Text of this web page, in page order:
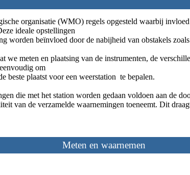
organisatie (WMO) regels opgesteld waarbij
ideale opstellingen
worden beïnvloed door de nabijheid van obstakels
meten en plaatsing van de instrumenten, de
om
beste plaatst voor een weerstation te bepalen.
die met het station worden gedaan voldoen aan de
van de verzamelde waarnemingen toeneemt. Dit
Meten en waarnemen